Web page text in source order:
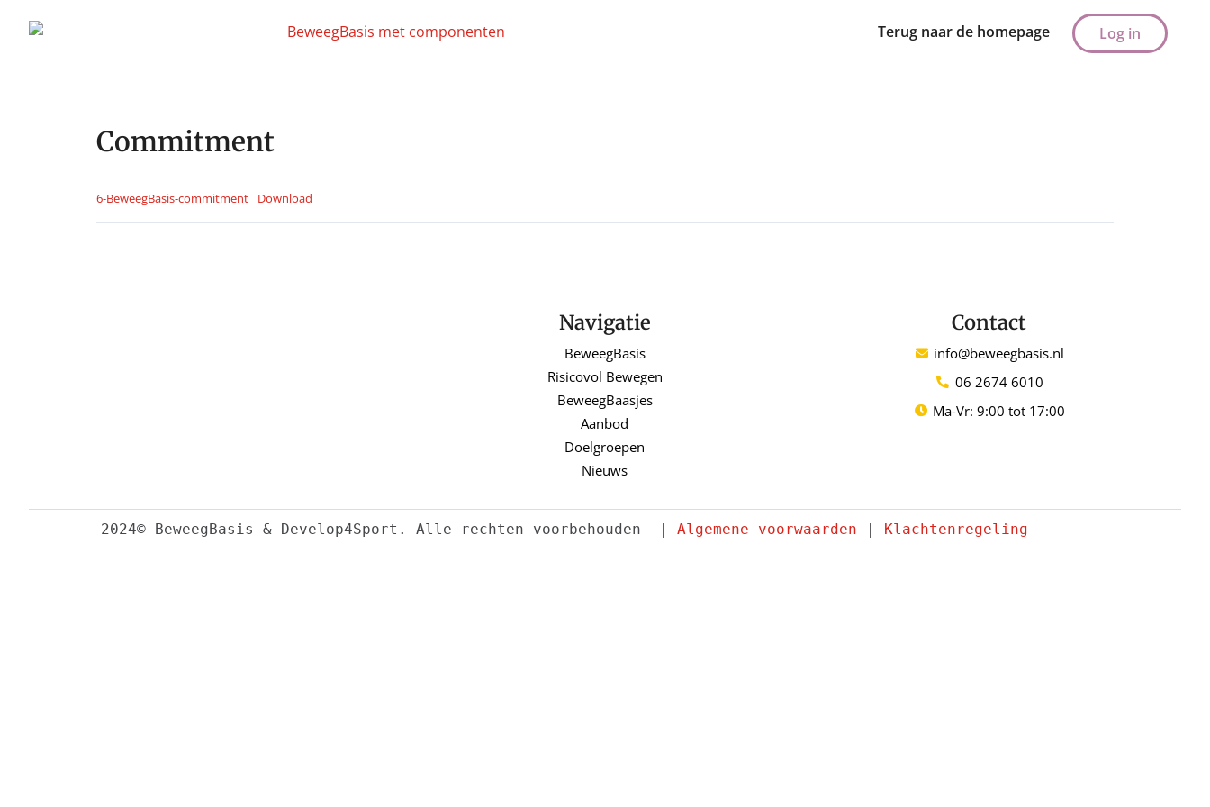
Terug naar de homepage Log in
Commitment
6-BeweegBasis-commitment Download
Navigatie
BeweegBasis
Risicovol Bewegen
BeweegBaasjes
Aanbod
Doelgroepen
Nieuws
Contact
info@beweegbasis.nl
06 2674 6010
Ma-Vr: 9:00 tot 17:00
2024© BeweegBasis & Develop4Sport. Alle rechten voorbehouden  | Algemene voorwaarden | Klachtenregeling